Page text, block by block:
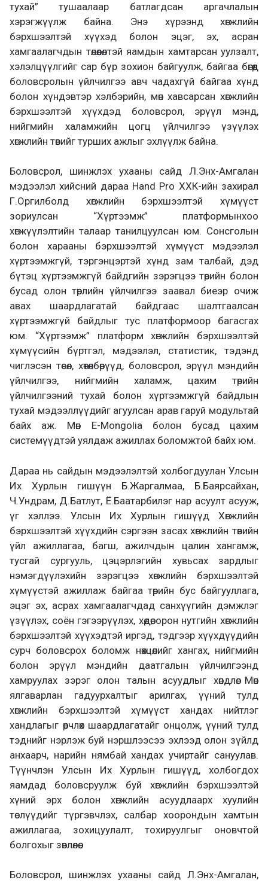
тухай” тушаалаар батлагдсан аргачлалын
хэрэгжүүлж байна. Энэ хүрээнд хөгжлийн
бэрхшээлтэй хүүхэд болон эцэг, эх, асран
хамгаалагчдын төлөөлөлтэй яамдын хамтарсан уулзалт,
хэлэлцүүлгийг сар бүр зохион байгуулж, байгаа бөгөөд
боловсролын үйлчилгээ авч чадахгүй байгаа хүнд
болон хүндэвтэр хэлбэрийн, мөн хавсарсан хөгжлийн
бэрхшээлтэй хүүхдэд боловсрол, эрүүл мэнд,
нийгмийн халамжийн цогц үйлчилгээ үзүүлэх
хөгжлийн төвийг турших ажлыг эхлүүлж байна.
Боловсрол, шинжлэх ухааны сайд Л.Энх-Амгалан
мэдээлэл хийсний дараа Hand Pro ХХК-ийн захирал
Г.Оргилболд хөгжлийн бэрхшээлтэй хүмүүст
зориулсан “Хүртээмж” платформынхоо
хөгжүүлэлтийн талаар танилцуулсан юм. Сонсголын
болон харааны бэрхшээлтэй хүмүүст мэдээлэл
хүртээмжгүй, тэргэнцэртэй хүнд зам талбай, дэд
бүтэц хүртээмжгүй байдгийн зэрэгцээ төрийн болон
бусад олон төрлийн үйлчилгээ заавал биеэр очиж
авах шаардлагатай байдгаас шалтгаалсан
хүртээмжгүй байдлыг тус платформоор багасгах
юм. “Хүртээмж” платформ хөгжлийн бэрхшээлтэй
хүмүүсийн бүртгэл, мэдээлэл, статистик, тэдэнд
чиглэсэн төсөл, хөтөлбөрүүд, боловсрол, эрүүл мэндийн
үйлчилгээ, нийгмийн халамж, цахим төрийн
үйлчилгээний тухай болон хүртээмжгүй байдлын
тухай мэдээллүүдийг агуулсан арав гаруй модультай
байх аж. Мөн E-Mongolia болон бусад цахим
системүүдтэй уялдаж ажиллах боломжтой байх юм.
Дараа нь сайдын мэдээлэлтэй холбогдуулан Улсын
Их Хурлын гишүүн Б.Жаргалмаа, Б.Баярсайхан,
Ч.Ундрам, Д.Батлут, Ё.Баатарбилэг нар асуулт асууж,
үг хэллээ. Улсын Их Хурлын гишүүд Хөгжлийн
бэрхшээлтэй хүүхдийн сэргээн засах хөгжлийн төвийн
үйл ажиллагаа, багш, ажилчдын цалин хангамж,
тусгай сургууль, цэцэрлэгийн хувьсах зардлыг
нэмэгдүүлэхийн зэрэгцээ хөгжлийн бэрхшээлтэй
хүмүүстэй ажиллаж байгаа төрийн бус байгууллага,
эцэг эх, асрах хамгаалагчдад санхүүгийн дэмжлэг
үзүүлэх, соён гэгээрүүлэх, хөдөө, орон нутгийн хөгжлийн
бэрхшээлтэй хүүхэдтэй иргэд, тэдгээр хүүхдүүдийн
сурч боловсрох боломж нөхцөлийг хангах, нийгмийн
болон эрүүл мэндийн даатгалын үйлчилгээнд
хамруулах зэрэг олон талын асуудлыг хөндлөө. Мөн
ялгаварлан гадуурхалтыг арилгах, үүний тулд
хөгжлийн бэрхшээлтэй хүмүүст хандах нийтлэг
хандлагыг өөрчлөх шаардлагатайг онцолж, үүний тулд
тэднийг нэрлэж буй нэршлээсээ эхлээд олон зүйлд
анхаарч, нарийн нямбай хандах учиртайг сануулав.
Түүнчлэн Улсын Их Хурлын гишүүд, холбогдох
яамдад боловсруулж буй хөгжлийн бэрхшээлтэй
хүний эрх болон хөгжлийн асуудлаарх хуулийн
төслүүдийг түргэвчлэх, салбар хоорондын хамтын
ажиллагаа, зохицуулалт, тохируулгыг оновчтой
болгохыг зөвлөлөө.
Боловсрол, шинжлэх ухааны сайд Л.Энх-Амгалан,